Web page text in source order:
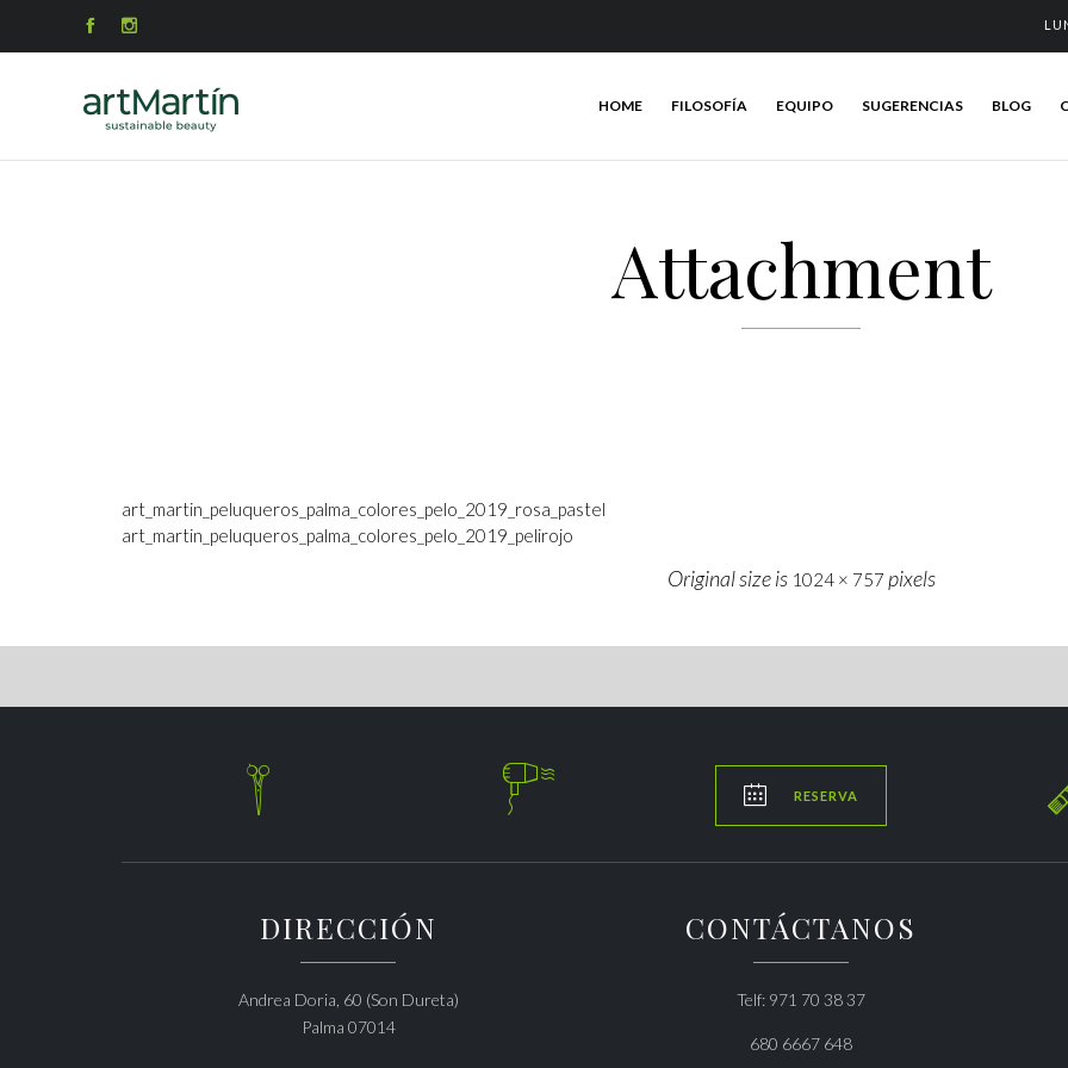
 
HOME FILOSOFÍA EQUIPO SUGERENCIAS BLOG
Attachment
art_martin_peluqueros_palma_colores_pelo_2019_rosa_pastel
art_martin_peluqueros_palma_colores_pelo_2019_pelirojo
Original size is 1024 × 757 pixels
   RESERVA
DIRECCIÓN
Andrea Doria, 60 (Son Dureta)
Palma 07014
CONTÁCTANOS
Telf: 971 70 38 37
680 6667 648